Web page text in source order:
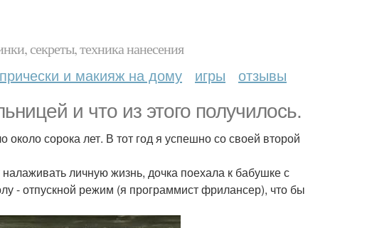
секреты, техника нанесения
прически и макияж на дому игры отзывы
и что из этого получилось.
сорока лет. В тот год я успешно со своей второй
личную жизнь, дочка поехала к бабушке с
- отпускной режим (я программист фрилансер), что бы